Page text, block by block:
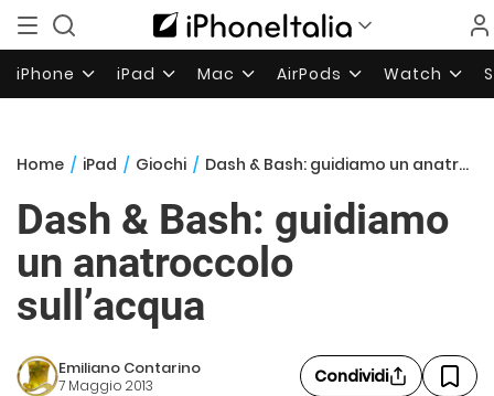
iPhone iPad Mac AirPods Watch
Home / iPad / Giochi / Dash & Bash: guidiamo un anatroccolo sull’acqua
Dash & Bash: guidiamo
un anatroccolo
sull’acqua
Emiliano Contarino
7 Maggio 2013 Condividi